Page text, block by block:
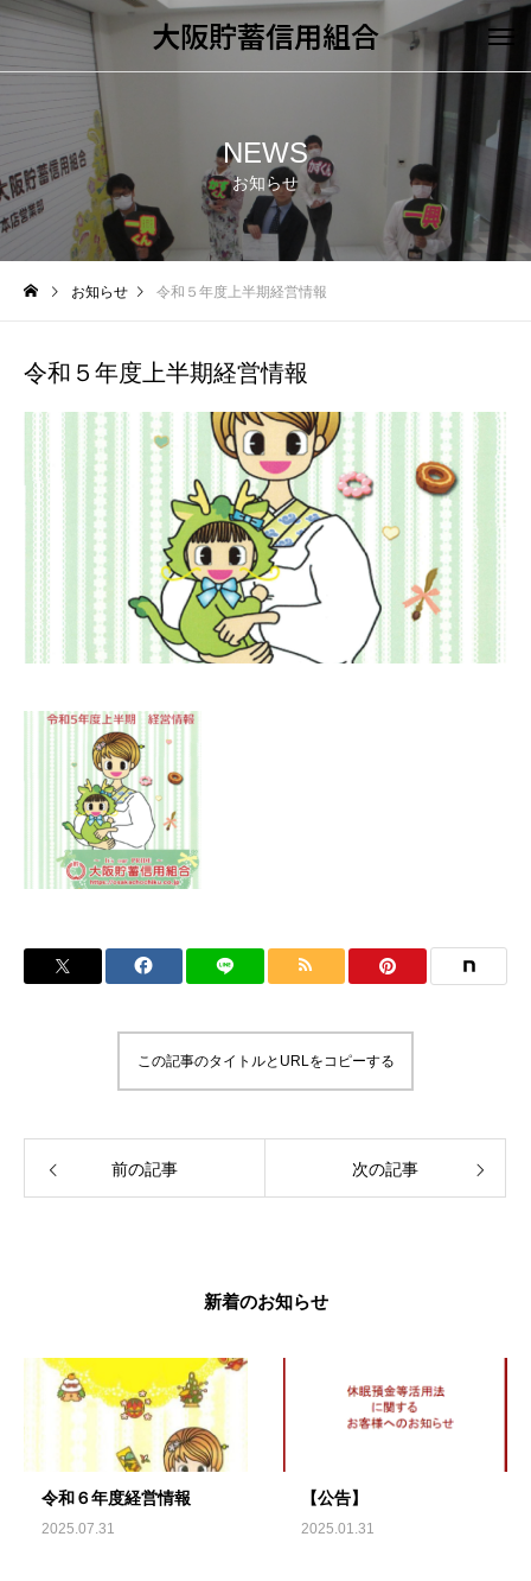
大阪貯蓄信用組合
NEWS
お知らせ
お知らせ 令和５年度上半期経営情報
令和５年度上半期経営情報
この記事のタイトルとURLをコピーする
前の記事 次の記事
新着のお知らせ
令和６年度経営情報
2025.07.31
【公告】
2025.01.31